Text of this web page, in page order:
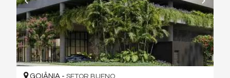
GOIÂNIA - SETOR BUENO